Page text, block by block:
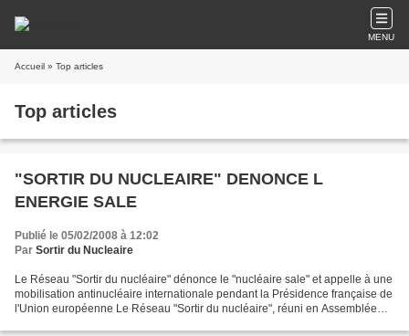
MENU
Accueil » Top articles
Top articles
"SORTIR DU NUCLEAIRE" DENONCE L
ENERGIE SALE
Publié le 05/02/2008 à 12:02
Par Sortir du Nucleaire
Le Réseau "Sortir du nucléaire" dénonce le "nucléaire sale" et appelle à une
mobilisation antinucléaire internationale pendant la Présidence française de
l'Union européenne Le Réseau "Sortir du nucléaire", réuni en Assemblée